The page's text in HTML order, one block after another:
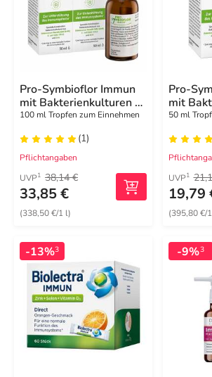
Pro-Symbioflor Immun
mit Bakterienkulturen &
Zink
100 ml Tropfen zum Einnehmen
(1)
Pflichtangaben
UVP1 38,14 €
33,85 €
(338,50 €/1 l)
Pro-
mit
Zink
50 ml
UVP1
19,79
(395,80 €/
-13%3 -9%3